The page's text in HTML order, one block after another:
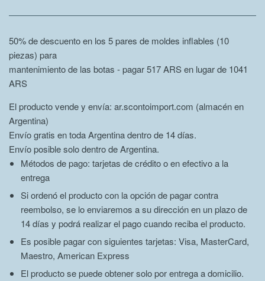
50% de descuento en los 5 pares de moldes inflables (10
piezas) para
mantenimiento de las botas - pagar 517 ARS en lugar de 1041
ARS
El producto vende y envía: ar.scontoimport.com (almacén en
Argentina)
Envío gratis en toda Argentina dentro de 14 días.
Envío posible solo dentro de Argentina.
Métodos de pago: tarjetas de crédito o en efectivo a la
entrega
Si ordenó el producto con la opción de pagar contra
reembolso, se lo enviaremos a su dirección en un plazo de
14 días y podrá realizar el pago cuando reciba el producto.
Es posible pagar con siguientes tarjetas: Visa, MasterCard,
Maestro, American Express
El producto se puede obtener solo por entrega a domicilio.